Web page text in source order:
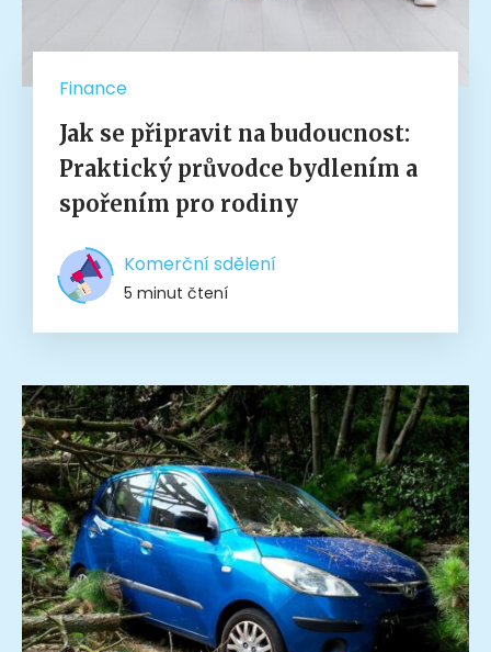
Finance
Jak se připravit na budoucnost:
Praktický průvodce bydlením a
spořením pro rodiny
Komerční sdělení
5 minut čtení